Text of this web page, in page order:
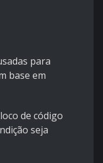
para
base em
de código
seja